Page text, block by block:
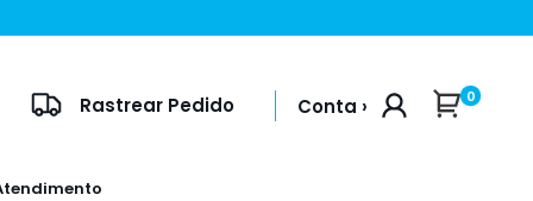
Rastrear Pedido Conta › 0